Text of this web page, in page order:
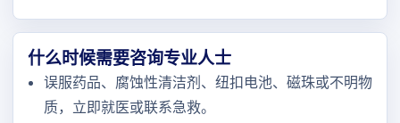
什么时候需要咨询专业人士
误服药品、腐蚀性清洁剂、纽扣电池、磁珠或不明物
质，立即就医或联系急救。